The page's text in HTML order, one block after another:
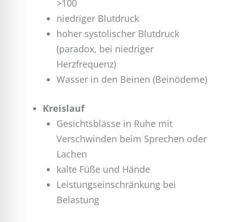
>100
niedriger Blutdruck
hoher systolischer Blutdruck
(paradox, bei niedriger
Herzfrequenz)
Wasser in den Beinen (Beinödeme)
Kreislauf
Gesichtsblässe in Ruhe mit
Verschwinden beim Sprechen oder
Lachen
kalte Füße und Hände
Leistungseinschränkung bei
Belastung